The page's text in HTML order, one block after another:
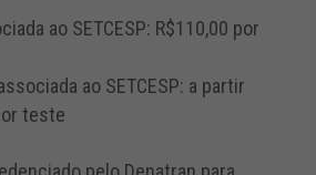
ao SETCESP: R$110,00 por
ao SETCESP: a partir
teste